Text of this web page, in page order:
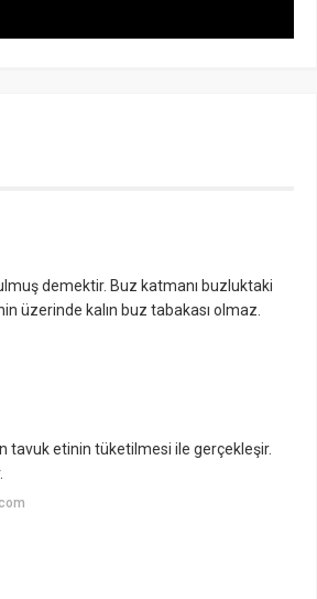
demektir. Buz katmanı buzluktaki
üzerinde kalın buz tabakası olmaz.
tavuk etinin tüketilmesi ile gerçekleşir.